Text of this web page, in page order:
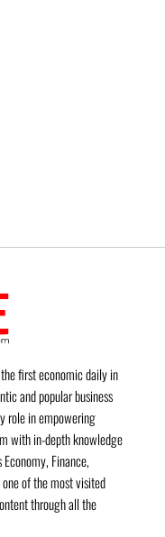
first economic daily in
and popular business
role in empowering
with in-depth knowledge
Finance,
of the most visited
through all the